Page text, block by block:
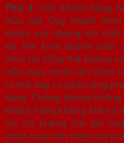
Thứ 2: nữa khách hàng
mẫu mã, Quý khách
nhiều nơi nhưng khi
hồ. Khi kinh doanh chốt
nhìn cái tổng thể không
mẫu màu mình cần chọn
ra trái hay ra phải cũng
hàng. Chúng không
khách hàng không kiểm
rồi thì không thể đổi
nhận hoặc tốn thêm chi